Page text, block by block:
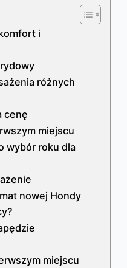
i
różnych
cenę
miejscu
wybór roku dla
nowej Hondy
miejscu